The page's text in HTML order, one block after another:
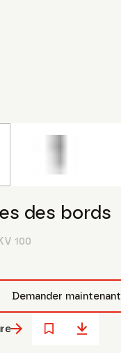
des bords
100
Demander maintenant